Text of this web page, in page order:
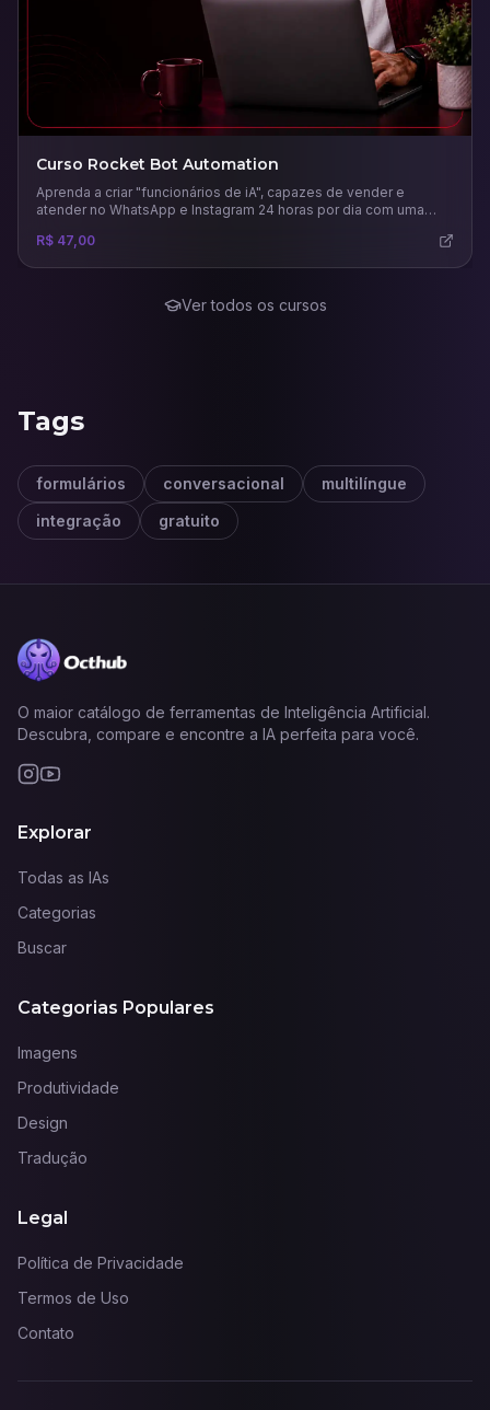
Curso Rocket Bot Automation
Aprenda a criar "funcionários de iA", capazes de vender e
atender no WhatsApp e Instagram 24 horas por dia com uma
R$ 47,00
Ver todos os cursos
Tags
formulários conversacional
multilíngue
integração
gratuito
O maior catálogo de ferramentas de Inteligência Artificial.
Descubra, compare e encontre a IA perfeita para você.
Explorar
Todas as IAs
Categorias
Buscar
Categorias Populares
Imagens
Produtividade
Design
Tradução
Legal
Política de Privacidade
Termos de Uso
Contato